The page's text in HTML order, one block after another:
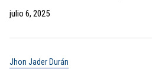
julio 6, 2025
Jhon Jader Durán